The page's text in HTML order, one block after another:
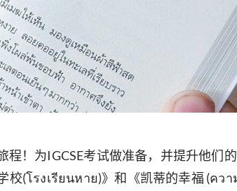
！为IGCSE考试做准备，并提升他们
校(โรงเรียนหาย)》和《凯蒂的幸福 (คว